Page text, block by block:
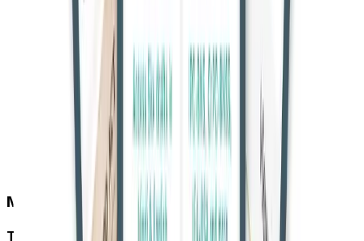
Mobile App
Take CourtBook Everywhere